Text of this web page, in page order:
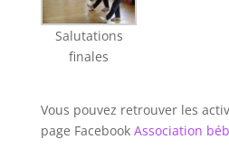
Salutations
finales
Vous pouvez retrouver les
page Facebook Association